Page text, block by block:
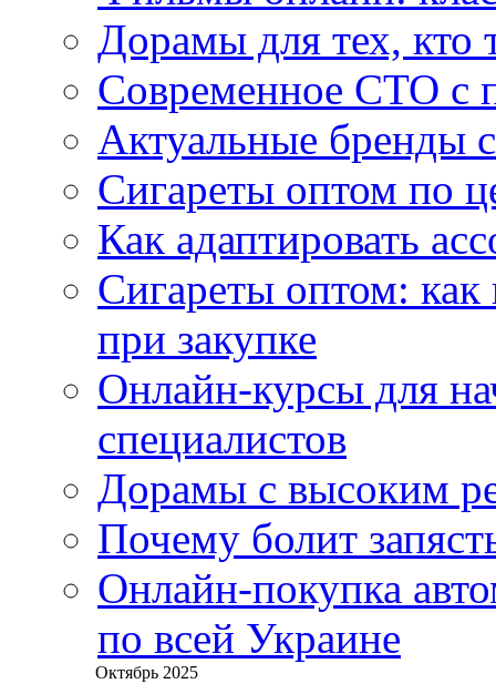
Дорамы для тех, кто
Современное СТО с
Актуальные бренды
Сигареты оптом по
Как адаптировать
Сигареты оптом:
при закупке
Онлайн-курсы для
специалистов
Дорамы с высоким
Почему болит
Онлайн-покупка
по всей Украине
Октябрь 2025